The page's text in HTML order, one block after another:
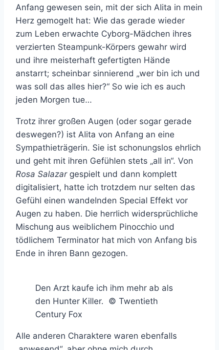
Anfang gewesen sein, mit der sich Alita in mein
Herz gemogelt hat: Wie das gerade wieder
zum Leben erwachte Cyborg-Mädchen ihres
verzierten Steampunk-Körpers gewahr wird
und ihre meisterhaft gefertigten Hände
anstarrt; scheinbar sinnierend „wer bin ich und
was soll das alles hier?“ So wie ich es auch
jeden Morgen tue…
Trotz ihrer großen Augen (oder sogar gerade
deswegen?) ist Alita von Anfang an eine
Sympathieträgerin. Sie ist schonungslos ehrlich
und geht mit ihren Gefühlen stets „all in“. Von
Rosa Salazargespielt und dann komplett
digitalisiert, hatte ich trotzdem nur selten das
Gefühl einen wandelnden Special Effekt vor
Augen zu haben. Die herrlich widersprüchliche
Mischung aus weiblichem Pinocchio und
tödlichem Terminator hat mich von Anfang bis
Ende in ihren Bann gezogen.
Den Arzt kaufe ich ihm mehr ab als
den Hunter Killer. © Twentieth
Century Fox
Alle anderen Charaktere waren ebenfalls